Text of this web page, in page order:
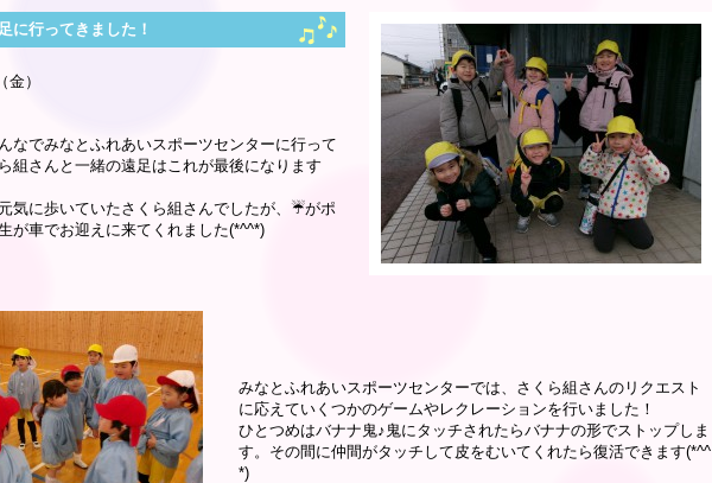
に行ってきました！
）
なでみなとふれあいスポーツセンターに行って
組さんと一緒の遠足はこれが最後になります
気に歩いていたさくら組さんでしたが、☔がポ
が車でお迎えに来てくれました(*^^*)
みなとふれあいスポーツセンターでは、さくら組さんのリクエスト
に応えていくつかのゲームやレクレーションを行いました！
ひとつめはバナナ鬼♪鬼にタッチされたらバナナの形でストップしま
す。その間に仲間がタッチして皮をむいてくれたら復活できます(*^^
*)